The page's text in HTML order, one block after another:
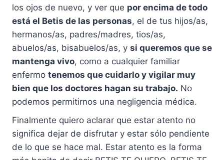
los ojos de nuevo, y ver que por encima de todo
está el Betis de las personas, el de tus hijos/as,
hermanos/as, padres/madres, tios/as,
abuelos/as, bisabuelos/as, y si queremos que se
mantenga vivo, como a cualquier familiar
enfermo tenemos que cuidarlo y vigilar muy
bien que los doctores hagan su trabajo. No
podemos permitirnos una negligencia médica.
Finalmente quiero aclarar que estar atento no
significa dejar de disfrutar y estar sólo pendiente
de lo que se hace mal. Estar atento es la forma